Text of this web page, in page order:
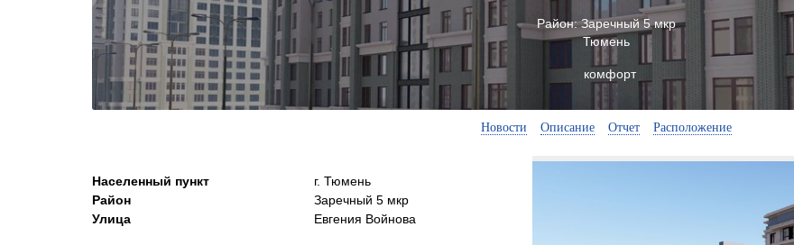
Район:Заречный 5 мкр
Тюмень
комфорт
Новости Описание Отчет Расположение
Населенный пункт
Район
Улица
г. Тюмень
Заречный 5 мкр
Евгения Войнова